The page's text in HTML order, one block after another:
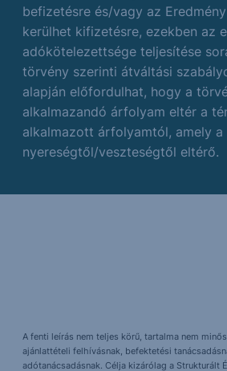
befizetésre és/vagy az
kerülhet kifizetésre, ezekben az
adókötelezettsége teljesítése
törvény szerinti átváltási
alapján előfordulhat, hogy a
alkalmazandó árfolyam eltér a
alkalmazott árfolyamtól, amely a
nyereségtől/veszteségtől eltérő.
A fenti leírás nem teljes körű, tartalma nem
ajánlattételi felhívásnak, befektetési
adótanácsadásnak. Célja kizárólag a Strukturált